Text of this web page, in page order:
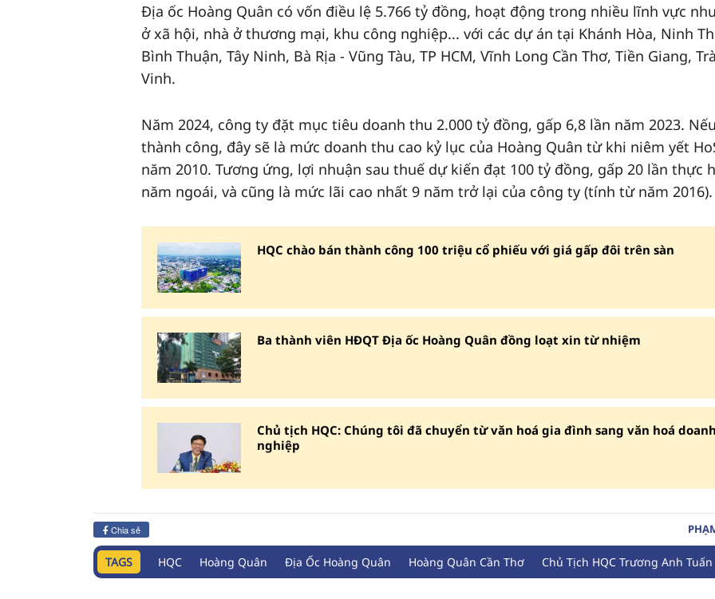
Địa ốc Hoàng Quân có vốn điều lệ 5.766 tỷ đồng, hoạt động trong nhiều lĩnh vực
ở xã hội, nhà ở thương mại, khu công nghiệp... với các dự án tại Khánh Hòa, Ninh
Bình Thuận, Tây Ninh, Bà Rịa - Vũng Tàu, TP HCM, Vĩnh Long Cần Thơ, Tiền Giang, Trà
Vinh.
Năm 2024, công ty đặt mục tiêu doanh thu 2.000 tỷ đồng, gấp 6,8 lần năm 2023. Nếu
thành công, đây sẽ là mức doanh thu cao kỷ lục của Hoàng Quân từ khi niêm yết
năm 2010. Tương ứng, lợi nhuận sau thuế dự kiến đạt 100 tỷ đồng, gấp 20 lần thực
năm ngoái, và cũng là mức lãi cao nhất 9 năm trở lại của công ty (tính từ năm 2016).
HQC chào bán thành công 100 triệu cổ phiếu với giá gấp đôi trên sàn
Ba thành viên HĐQT Địa ốc Hoàng Quân đồng loạt xin từ nhiệm
Chủ tịch HQC: Chúng tôi đã chuyển từ văn hoá gia đình sang văn hoá doanh
nghiệp
Chia sẻ
TAGS HQC Hoàng Quân Địa Ốc Hoàng Quân Hoàng Quân Cần Thơ Chủ Tịch HQC Trương Anh Tuấn